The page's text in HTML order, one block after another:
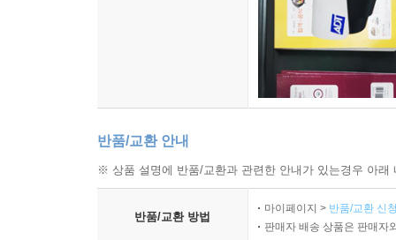
반품/교환 안내
※ 상품 설명에 반품/교환과 관련한 안내가 있는경우 아
반품/교환 방법
마이페이지 > 반품/교환 신
판매자 배송 상품은 판매자